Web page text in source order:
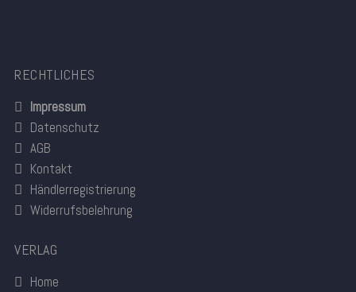
RECHTLICHES
Impressum
Datenschutz
AGB
Kontakt
Händlerregistrierung
Widerrufsbelehrung
VERLAG
Home